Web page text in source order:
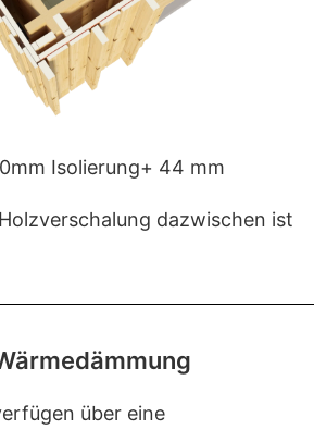
Isolierung+ 44 mm
dazwischen ist
über eine